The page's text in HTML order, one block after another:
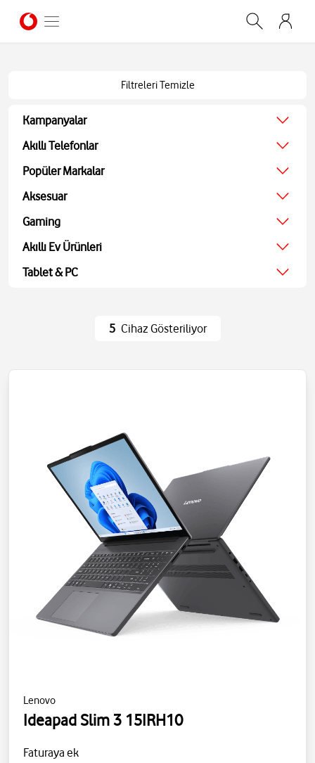
Filtreleri Temizle
Kampanyalar
Ağustos Kampanyası
Akıllı Telefonlar
Ekonomik
Ekran Koruyucu
Popüler Markalar
Apple
Xiaomi
JBL
Aksesuar
Kulaklıklar
Akıllı Saatler
Powerbank ve Şarj
Gaming
Oyun Konsolu
Oyuncu Kulaklıkları
Akıllı Ev Ürünleri
TV
Tablet & PC
5 Cihaz Gösteriliyor
Lenovo
Ideapad Slim 3 15IRH10
Faturaya ek